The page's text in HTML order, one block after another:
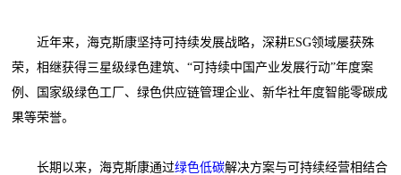
近年来，海克斯康坚持可持续发展战略，深耕ESG领域屡获殊
荣，相继获得三星级绿色建筑、“可持续中国产业发展行动”年度案
例、国家级绿色工厂、绿色供应链管理企业、新华社年度智能零碳成
果等荣誉。
长期以来，海克斯康通过绿色低碳解决方案与可持续经营相结合